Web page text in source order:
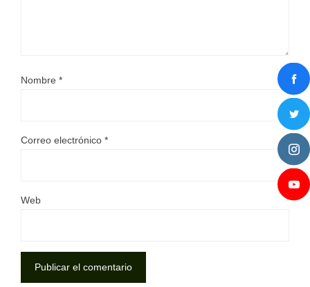
Nombre *
Correo electrónico *
Web